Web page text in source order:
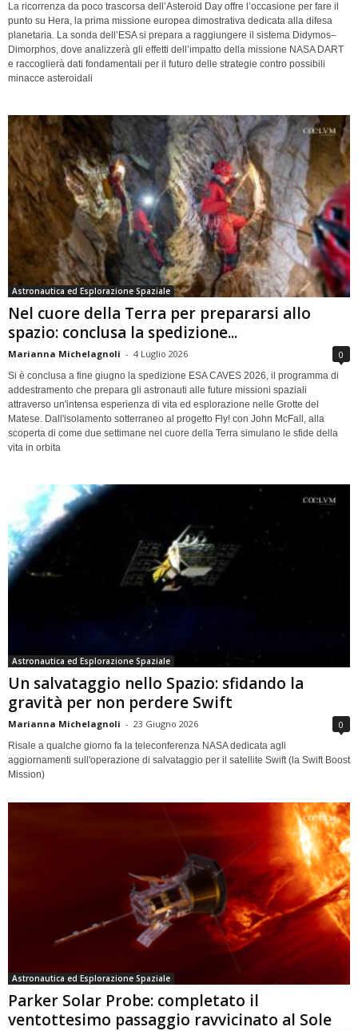
La ricorrenza da poco trascorsa dell’Asteroid Day offre l’occasione per fare il
punto su Hera, la prima missione europea dimostrativa dedicata alla difesa
planetaria. La sonda dell’ESA si prepara a raggiungere il sistema Didymos–
Dimorphos, dove analizzerà gli effetti dell’impatto della missione NASA DART
e raccoglierà dati fondamentali per il futuro delle strategie contro possibili
minacce asteroidali
Astronautica ed Esplorazione Spaziale
Nel cuore della Terra per prepararsi allo
spazio: conclusa la spedizione...
Marianna Michelagnoli - 4 Luglio 2026 0
Si è conclusa a fine giugno la spedizione ESA CAVES 2026, il programma di
addestramento che prepara gli astronauti alle future missioni spaziali
attraverso un'intensa esperienza di vita ed esplorazione nelle Grotte del
Matese. Dall'isolamento sotterraneo al progetto Fly! con John McFall, alla
scoperta di come due settimane nel cuore della Terra simulano le sfide della
vita in orbita
Astronautica ed Esplorazione Spaziale
Un salvataggio nello Spazio: sfidando la
gravità per non perdere Swift
Marianna Michelagnoli - 23 Giugno 2026 0
Risale a qualche giorno fa la teleconferenza NASA dedicata agli
aggiornamenti sull'operazione di salvataggio per il satellite Swift (la Swift Boost
Mission)
Astronautica ed Esplorazione Spaziale
Parker Solar Probe: completato il
ventottesimo passaggio ravvicinato al Sole